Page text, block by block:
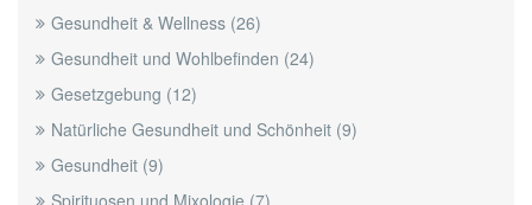
Gesundheit & Wellness (26)
Gesundheit und Wohlbefinden (24)
Gesetzgebung (12)
Natürliche Gesundheit und Schönheit (9)
Gesundheit (9)
Spirituosen und Mixologie (7)